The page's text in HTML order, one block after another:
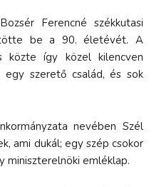
Ferencné székkutasi
be a 90. életévét. A
közte így közel kilencven
szerető család, és sok
nevében Szél
ami dukál; egy szép csokor
miniszterelnöki emléklap.